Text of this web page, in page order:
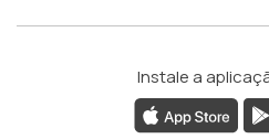
Instale a